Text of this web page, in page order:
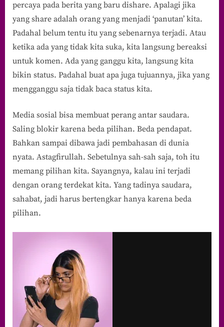
percaya pada berita yang baru dishare. Apalagi jika
yang share adalah orang yang menjadi ‘panutan’ kita.
Padahal belum tentu itu yang sebenarnya terjadi. Atau
ketika ada yang tidak kita suka, kita langsung bereaksi
untuk komen. Ada yang ganggu kita, langsung kita
bikin status. Padahal buat apa juga tujuannya, jika yang
mengganggu saja tidak baca status kita.
Media sosial bisa membuat perang antar saudara.
Saling blokir karena beda pilihan. Beda pendapat.
Bahkan sampai dibawa jadi pembahasan di dunia
nyata. Astagfirullah. Sebetulnya sah-sah saja, toh itu
memang pilihan kita. Sayangnya, kalau ini terjadi
dengan orang terdekat kita. Yang tadinya saudara,
sahabat, jadi harus bertengkar hanya karena beda
pilihan.